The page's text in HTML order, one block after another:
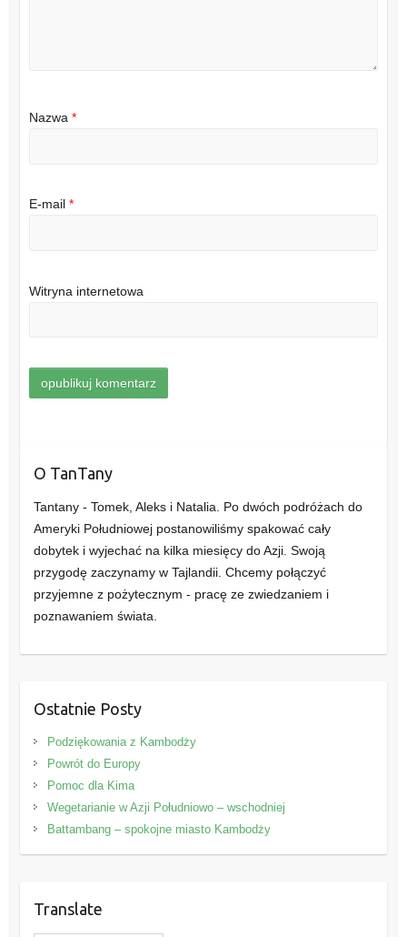
Nazwa *
E-mail *
Witryna internetowa
O TanTany
Tantany - Tomek, Aleks i Natalia. Po dwóch podróżach do
Ameryki Południowej postanowiliśmy spakować cały
dobytek i wyjechać na kilka miesięcy do Azji. Swoją
przygodę zaczynamy w Tajlandii. Chcemy połączyć
przyjemne z pożytecznym - pracę ze zwiedzaniem i
poznawaniem świata.
Ostatnie Posty
Podziękowania z Kambodży
Powrót do Europy
Pomoc dla Kima
Wegetarianie w Azji Południowo – wschodniej
Battambang – spokojne miasto Kambodży
Translate